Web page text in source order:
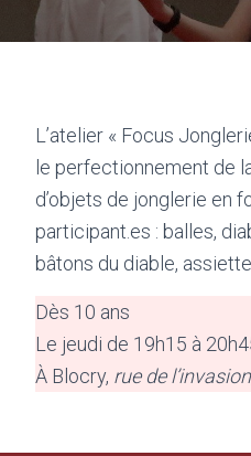
L’atelier « Focus
le perfectionnement de
d’objets de jonglerie en
participant.es : balles,
bâtons du diable,
Dès 10 ans
Le jeudi de 19h15 à
À Blocry, rue de